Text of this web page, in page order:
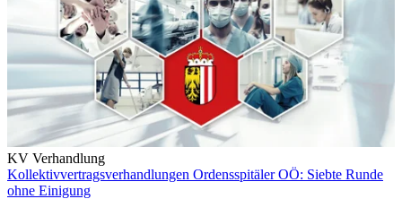
KV Verhandlung
Kollektivvertragsverhandlungen Ordensspitäler OÖ: Siebte Runde
ohne Einigung